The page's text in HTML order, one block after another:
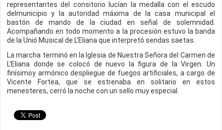
representantes del consitorio lucían la medalla con el escudo
delmunicipio y la autoridad máxima de la casa municipal el
bastón de mando de la ciudad en señal de solemnidad.
Acompañando en todo momento a la procesión estuvo la banda
de la Unió Musical de L'Eliana que interpretó sendas saetas.
La marcha terminó en la Iglesia de Nuestra Señora del Carmen de
L'Eliana donde se colocó de nuevo la figura de la Virgen. Un
finísimoy armónico despliegue de fuegos artificiales, a cargo de
Vicente Fortea, que se estrenaba en solitario en estos
menesteres, cerró la noche con un sello muy especial.